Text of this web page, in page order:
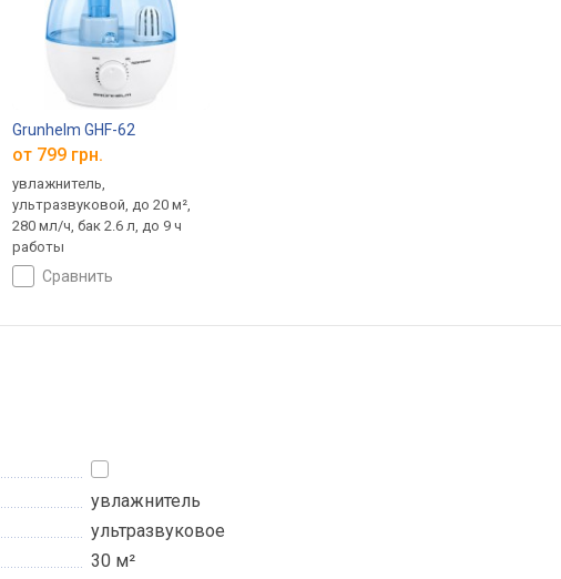
Grunhelm GHF-62
от 799 грн.
увлажнитель,
ультразвуковой, до 20 м²,
280 мл/ч, бак 2.6 л, до 9 ч
работы
сравнить
увлажнитель
ультразвуковое
30 м²